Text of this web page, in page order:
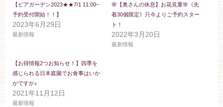
【ビアガーデン2023★★7/1 11:00~
予約受付開始！！】
2023年6月29日
最新情報
🌸【奥さんの休息】お花見重🌸《先
着30個限定》只今よりご予約スター
ト！
2022年3月20日
最新情報
【お得情報2つお知らせ！】四季を
感じられる日本庭園でお食事はいか
がですか♪
2021年11月12日
最新情報